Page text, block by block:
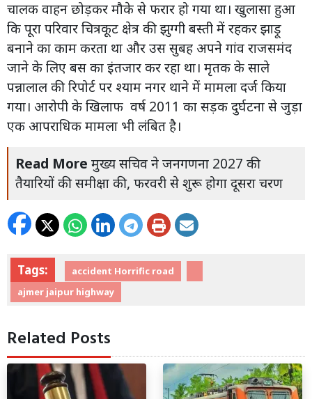
चालक वाहन छोड़कर मौके से फरार हो गया था। खुलासा हुआ
कि पूरा परिवार चित्रकूट क्षेत्र की झुग्गी बस्ती में रहकर झाड़ू
बनाने का काम करता था और उस सुबह अपने गांव राजसमंद
जाने के लिए बस का इंतजार कर रहा था। मृतक के साले
पन्नालाल की रिपोर्ट पर श्याम नगर थाने में मामला दर्ज किया
गया। आरोपी के खिलाफ वर्ष 2011 का सड़क दुर्घटना से जुड़ा
एक आपराधिक मामला भी लंबित है।
Read More मुख्य सचिव ने जनगणना 2027 की
तैयारियों की समीक्षा की, फरवरी से शुरू होगा दूसरा चरण
Tags:
accident Horrific road
ajmer jaipur highway
Related Posts